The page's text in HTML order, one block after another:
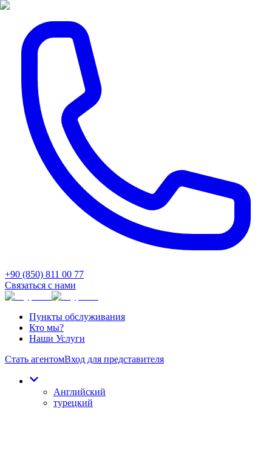
+90 (850) 811 00 77
Связаться с нами
Пункты обслуживания
Кто мы?
Наши Услуги
Стать агентомВход для представителя
Английский
турецкий